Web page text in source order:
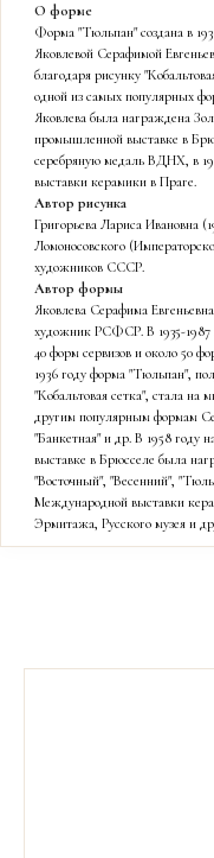
О форме
Форма "Тюльпан" создана в
Яковлевой Серафимой
благодаря рисунку
одной из самых популярных
Яковлева была награждена
промышленной выставке в
серебряную медаль ВДНХ, в
выставки керамики в Праге.
Автор рисунка
Григорьева Лариса Ивановна
Ломоносовского
художников СССР.
Автор формы
Яковлева Серафима
художник РСФСР. В 1935-1987
40 форм сервизов и около 50
1936 году форма "Тюльпан",
"Кобальтовая сетка", стала на
другим популярным формам
"Банкетная" и др. В 1958 году
выставке в Брюсселе была
"Восточный", "Весенний",
Международной выставки
Эрмитажа, Русского музея и